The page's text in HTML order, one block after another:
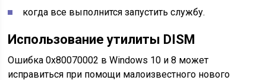
когда все выполнится запустить службу.
Использование утилиты DISM
Ошибка 0x80070002 в Windows 10 и 8 может
исправиться при помощи малоизвестного нового